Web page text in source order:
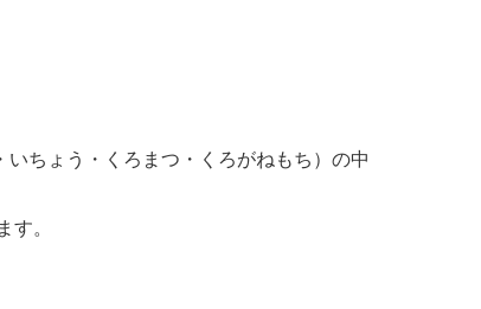
ちょう・くろまつ・くろがねもち）の中
。